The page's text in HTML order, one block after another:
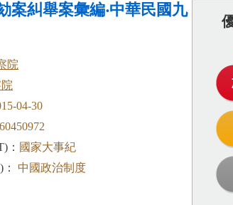
案糾舉案彙編‧中華民國九
院
04-30
： 國家大事紀
中國政治制度